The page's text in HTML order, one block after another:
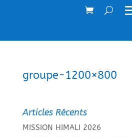
groupe-1200×800
Articles Récents
MISSION HIMALI 2026